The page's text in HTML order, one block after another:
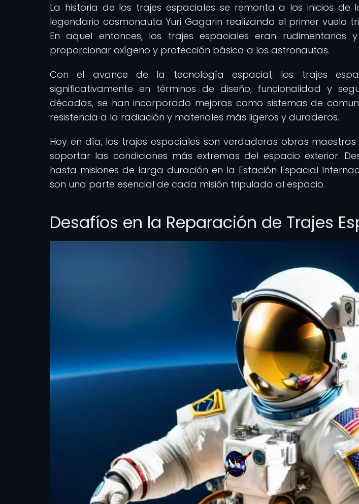
La historia de los trajes espaciales se remonta a los inicios de
legendario cosmonauta Yuri Gagarin realizando el primer vuelo
En aquel entonces, los trajes espaciales eran rudimentarios
proporcionar oxígeno y protección básica a los astronautas.
Con el avance de la tecnología espacial, los trajes
significativamente en términos de diseño, funcionalidad y
décadas, se han incorporado mejoras como sistemas de
resistencia a la radiación y materiales más ligeros y duraderos.
Hoy en día, los trajes espaciales son verdaderas obras
soportar las condiciones más extremas del espacio exterior.
hasta misiones de larga duración en la Estación Espacial
son una parte esencial de cada misión tripulada al espacio.
Desafíos en la Reparación de Trajes